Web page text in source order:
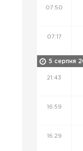
07:50
07:17
5 серпня
21:43
16:59
16:29